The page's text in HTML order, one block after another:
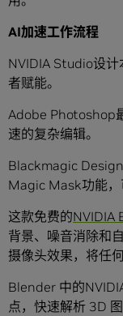
AI加速工作流程
NVIDIA Studio设
者赋能。
Adobe Photoshop
速的复杂编辑。
Blackmagic
Magic Mask功能，
这款免费的NVIDIA
背景、噪音消除和
摄像头效果，将任
Blender 中的
点，快速解析 3D 图